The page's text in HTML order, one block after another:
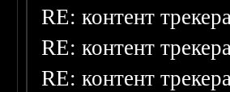
RE: контент
RE: контент
RE: контент